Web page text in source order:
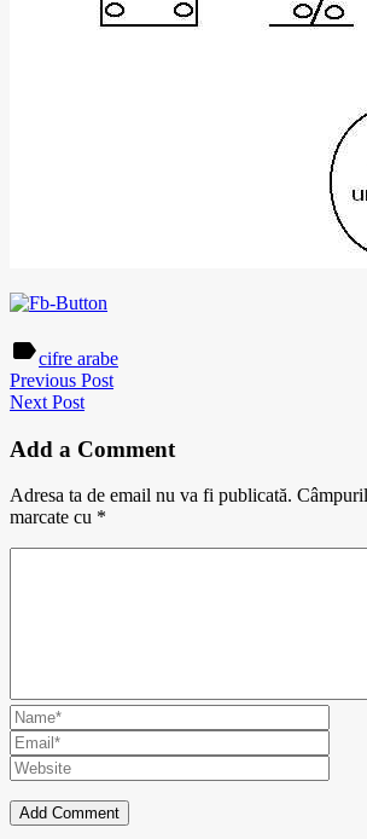
labelcifre arabe
Previous Post
Next Post
Add a Comment
Adresa ta de email nu va fi publicată.
marcate cu *